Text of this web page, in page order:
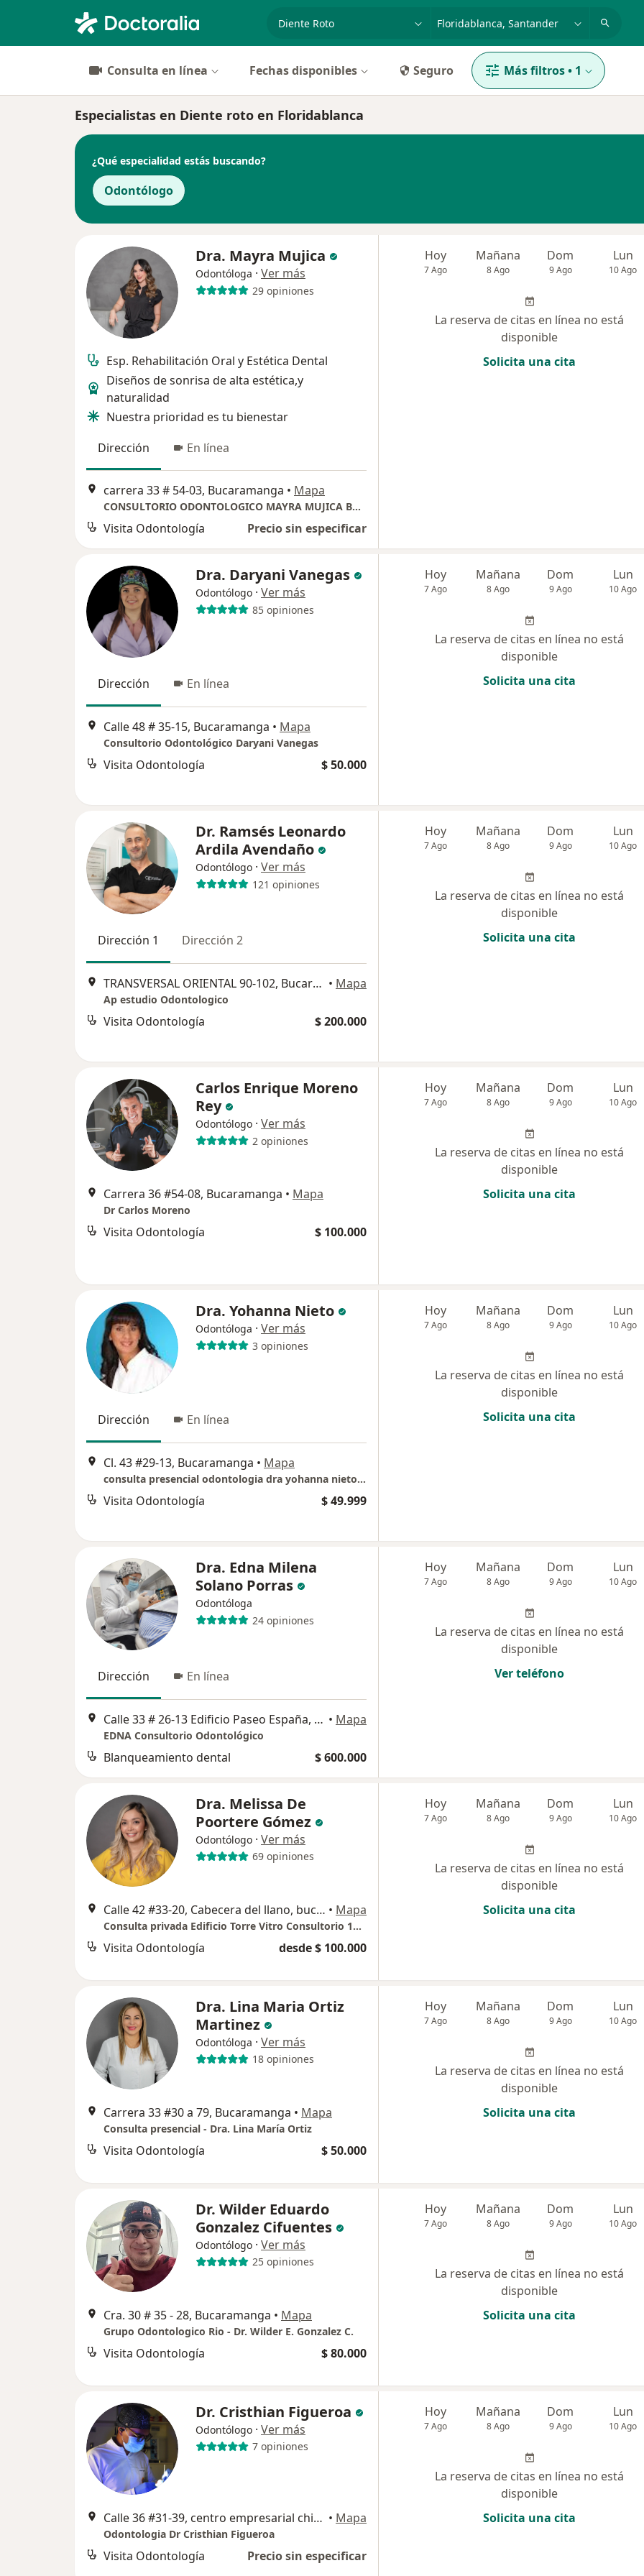
Consulta en línea Fechas disponibles Seguro Más filtros• 1
Especialistas en Diente roto en Floridablanca
¿Qué especialidad estás buscando?
Odontólogo
Dra. Mayra Mujica
Odontóloga · Ver más
29 opiniones
Esp. Rehabilitación Oral y Estética Dental
Diseños de sonrisa de alta estética,y
naturalidad
Nuestra prioridad es tu bienestar
Dirección
En línea
carrera 33 # 54-03, Bucaramanga • Mapa
CONSULTORIO ODONTOLOGICO MAYRA MUJICA BUCARAMANGA
Visita Odontología Precio sin especificar
Hoy
7 Ago
Mañana
8 Ago
Dom
9 Ago
Lun
10 Ago
La reserva de citas en línea no está
disponible
Solicita una cita
Dra. Daryani Vanegas
Odontólogo · Ver más
85 opiniones
Dirección En línea
Calle 48 # 35-15, Bucaramanga • Mapa
Consultorio Odontológico Daryani Vanegas
Visita Odontología $ 50.000
Hoy
7 Ago
Mañana
8 Ago
Dom
9 Ago
Lun
10 Ago
La reserva de citas en línea no está
disponible
Solicita una cita
Dr. Ramsés Leonardo
Ardila Avendaño
Odontólogo · Ver más
121 opiniones
Dirección 1 Dirección 2
TRANSVERSAL ORIENTAL 90-102, Bucaramanga • Mapa
Ap estudio Odontologico
Visita Odontología $ 200.000
Hoy
7 Ago
Mañana
8 Ago
Dom
9 Ago
Lun
10 Ago
La reserva de citas en línea no está
disponible
Solicita una cita
Carlos Enrique Moreno
Rey
Odontólogo · Ver más
2 opiniones
Carrera 36 #54-08, Bucaramanga • Mapa
Dr Carlos Moreno
Visita Odontología $ 100.000
Hoy
7 Ago
Mañana
8 Ago
Dom
9 Ago
Lun
10 Ago
La reserva de citas en línea no está
disponible
Solicita una cita
Dra. Yohanna Nieto
Odontóloga · Ver más
3 opiniones
Dirección En línea
Cl. 43 #29-13, Bucaramanga • Mapa
consulta presencial odontologia dra yohanna nieto - Bucaramanga
Visita Odontología $ 49.999
Hoy
7 Ago
Mañana
8 Ago
Dom
9 Ago
Lun
10 Ago
La reserva de citas en línea no está
disponible
Solicita una cita
Dra. Edna Milena
Solano Porras
Odontóloga
24 opiniones
Dirección En línea
Calle 33 # 26-13 Edificio Paseo España, Bucaramanga • Mapa
EDNA Consultorio Odontológico
Blanqueamiento dental $ 600.000
Hoy
7 Ago
Mañana
8 Ago
Dom
9 Ago
Lun
10 Ago
La reserva de citas en línea no está
disponible
Ver teléfono
Dra. Melissa De
Poortere Gómez
Odontólogo · Ver más
69 opiniones
Calle 42 #33-20, Cabecera del llano, bucaramanga, Bucaramanga • Mapa
Consulta privada Edificio Torre Vitro Consultorio 1112
Visita Odontología desde $ 100.000
Hoy
7 Ago
Mañana
8 Ago
Dom
9 Ago
Lun
10 Ago
La reserva de citas en línea no está
disponible
Solicita una cita
Dra. Lina Maria Ortiz
Martinez
Odontóloga · Ver más
18 opiniones
Carrera 33 #30 a 79, Bucaramanga • Mapa
Consulta presencial - Dra. Lina María Ortiz
Visita Odontología $ 50.000
Hoy
7 Ago
Mañana
8 Ago
Dom
9 Ago
Lun
10 Ago
La reserva de citas en línea no está
disponible
Solicita una cita
Dr. Wilder Eduardo
Gonzalez Cifuentes
Odontólogo · Ver más
25 opiniones
Cra. 30 # 35 - 28, Bucaramanga • Mapa
Grupo Odontologico Rio - Dr. Wilder E. Gonzalez C.
Visita Odontología $ 80.000
Hoy
7 Ago
Mañana
8 Ago
Dom
9 Ago
Lun
10 Ago
La reserva de citas en línea no está
disponible
Solicita una cita
Dr. Cristhian Figueroa
Odontólogo · Ver más
7 opiniones
Calle 36 #31-39, centro empresarial chicamocha, Bucaramanga • Mapa
Odontologia Dr Cristhian Figueroa
Visita Odontología Precio sin especificar
Hoy
7 Ago
Mañana
8 Ago
Dom
9 Ago
Lun
10 Ago
La reserva de citas en línea no está
disponible
Solicita una cita